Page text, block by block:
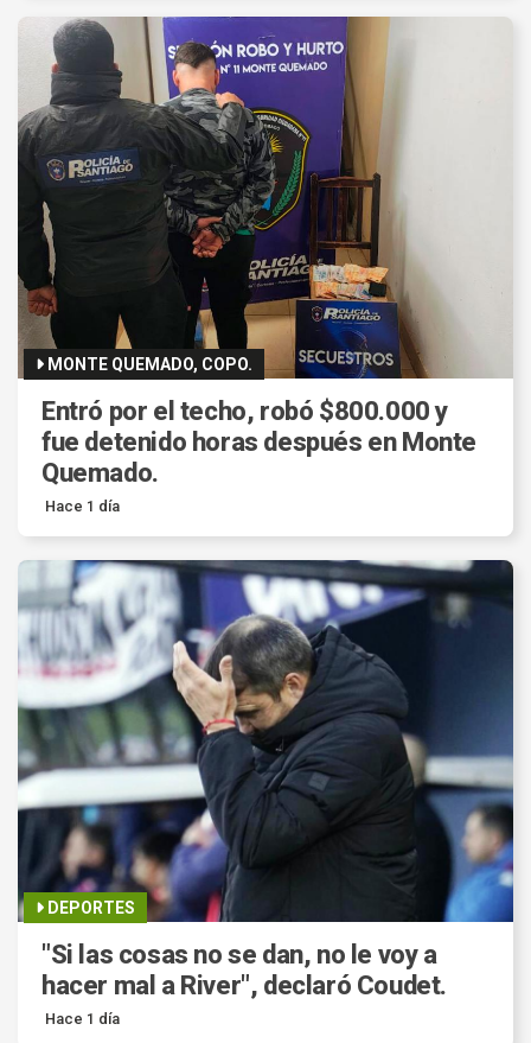
MONTE QUEMADO, COPO.
Entró por el techo, robó $800.000 y
fue detenido horas después en Monte
Quemado.
Hace 1 día
DEPORTES
"Si las cosas no se dan, no le voy a
hacer mal a River", declaró Coudet.
Hace 1 día